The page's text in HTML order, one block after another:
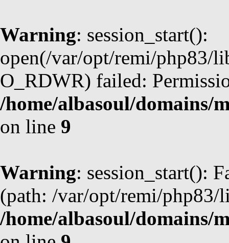
Warning: session_start():
open(/var/opt/remi/php83/
O_RDWR) failed:
/home/albasoul/domains/
on line 9
Warning: session_start():
(path: /var/opt/remi/php83/
/home/albasoul/domains/